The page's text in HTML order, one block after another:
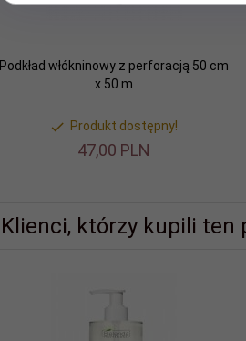
Podkład włókninowy z perforacją 50 cm
x 50 m
Produkt dostępny!
47,00 PLN
Klienci, którzy kupili ten